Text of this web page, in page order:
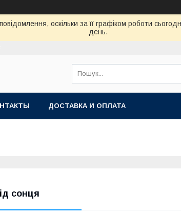
оскільки за її графіком роботи
день.
ДОСТАВКА И ОПЛАТА
сонця